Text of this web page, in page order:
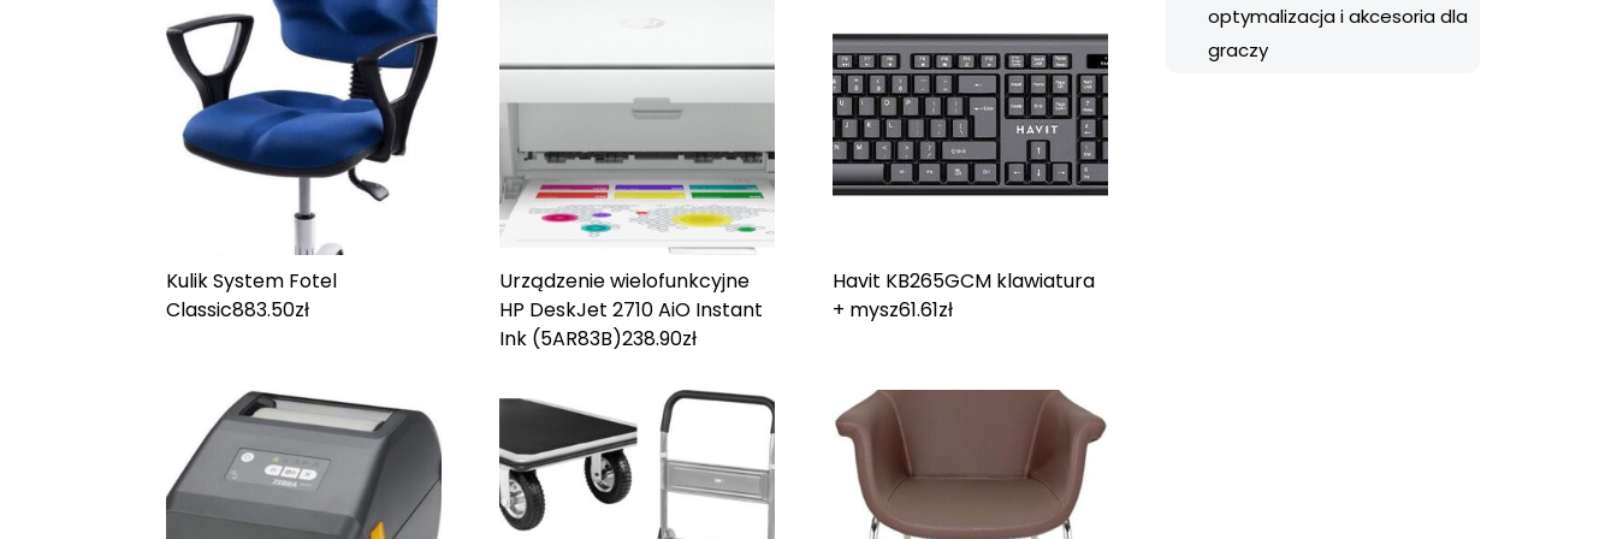
Kulik System Fotel
Classic883.50zł
Urządzenie wielofunkcyjne
HP DeskJet 2710 AiO Instant
Ink (5AR83B)238.90zł
Havit KB265GCM klawiatura
+ mysz61.61zł
optymalizacja i akcesoria dla
graczy